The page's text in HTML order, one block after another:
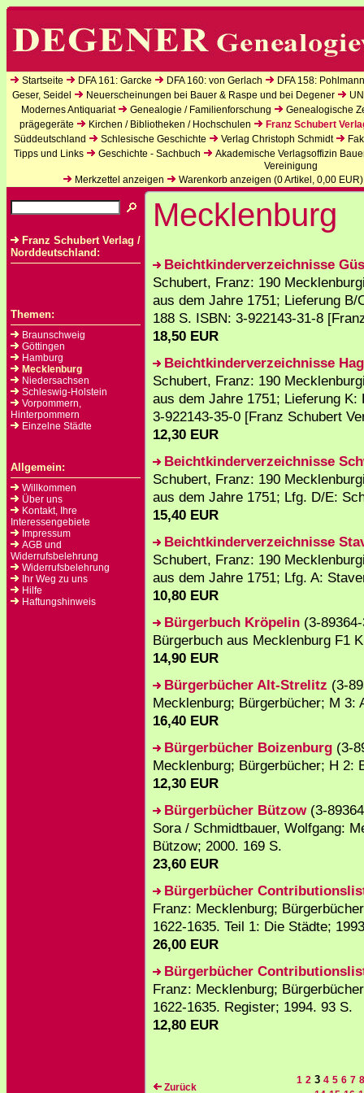
Startseite DFA 161: Garcke DFA 160: von Gerlach
DFA 158:
Geser, Seidel
Neuerscheinungen bei Bauer & Raspe und bei Degener
Modernes Antiquariat
Genealogie / Familienforschung
Genealogische
prägegeräte
Kirchen / Bibliotheken / Hochschulen
Franz Schubert
Süddeutschland
Schlesische Geschichte Verlag Christoph Schmidt
Tipps und Links
Geschichte - Sachbuch
Akademische Verlagsoffizin
Vereinigung
Merkzettel anzeigen
Warenkorb anzeigen (0Artikel, 0,00 EUR)
Franz Schubert Verlag /
Norddeutschland:
Themen:
Braunschweig
Göttingen
Hamburg
Mecklenburg
Niedersachsen
Schleswig-Holstein
Vorpommern,
Hinterpommern
Einzelne Städte
Allgemein:
Willkommen
Über uns
Kontakt, Ihre
Interessengebiete
Impressum
AGB und
Widerrufsbelehrung
Widerrufsbelehrung
Ihr Weg zu uns
Hilfe
Haftungshinweis
Mecklenburg
Beichtkinderverzeichnisse
Schubert, Franz: 190
aus dem Jahre 1751; Lieferung
188 S. ISBN: 3-922143-31-8
18,50 EUR
Beichtkinderverzeichnisse
Schubert, Franz: 190
aus dem Jahre 1751; Lieferung
3-922143-35-0 [Franz Schubert
12,30 EUR
Beichtkinderverzeichnisse
Schubert, Franz: 190
aus dem Jahre 1751; Lfg. D/E:
15,40 EUR
Beichtkinderverzeichnisse
Schubert, Franz: 190
aus dem Jahre 1751; Lfg. A:
10,80 EUR
Bürgerbuch Kröpelin (3-
Bürgerbuch aus Mecklenburg F1
14,90 EUR
Bürgerbücher Alt-Strelitz (3-
Mecklenburg; Bürgerbücher; M 3:
16,40 EUR
Bürgerbücher Boizenburg (3-
Mecklenburg; Bürgerbücher; H 2:
12,30 EUR
Bürgerbücher Bützow(3-
Sora / Schmidtbauer, Wolfgang:
Bützow; 2000. 169 S.
23,60 EUR
Bürgerbücher
Franz: Mecklenburg;
1622-1635. Teil 1: Die Städte;
26,00 EUR
Bürgerbücher
Franz: Mecklenburg;
1622-1635. Register; 1994. 93 S.
12,80 EUR
Zurück
1 2 3 4 5 6 7 8